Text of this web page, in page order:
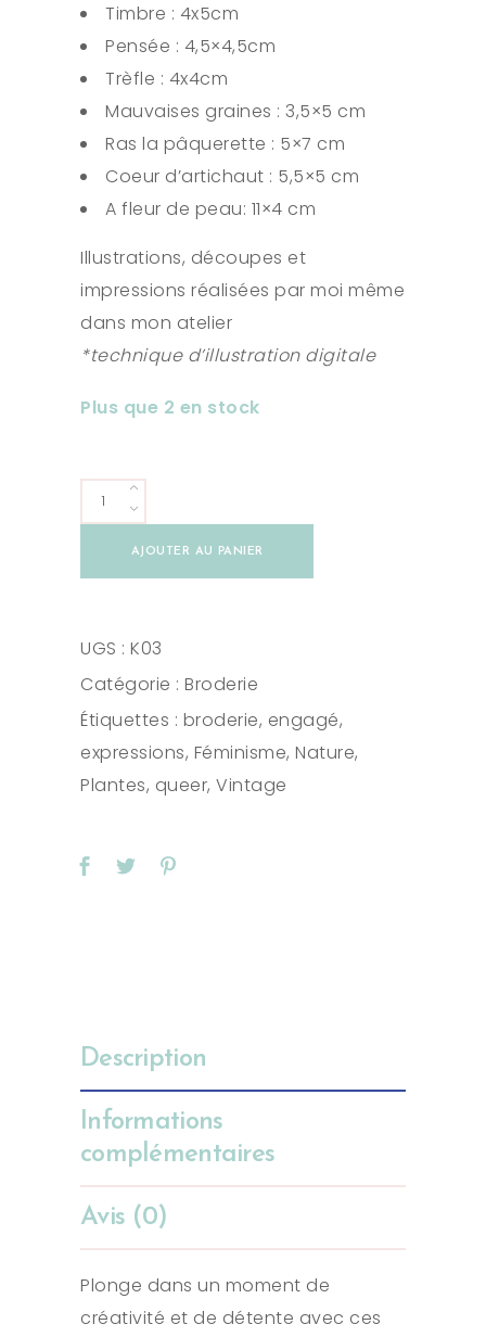
Timbre : 4x5cm
Pensée : 4,5×4,5cm
Trèfle : 4x4cm
Mauvaises graines : 3,5×5 cm
Ras la pâquerette : 5×7 cm
Coeur d’artichaut : 5,5×5 cm
A fleur de peau: 11×4 cm
Illustrations, découpes et
impressions réalisées par moi même
dans mon atelier
*technique d’illustration digitale
Plus que 2 en stock
Kit
broderie
FlowerAJOUTER AU PANIER
UGS :K03
Catégorie :Broderie
Étiquettes : broderie, engagé,
expressions, Féminisme,Nature,
Plantes, queer,Vintage
Description
Informations
complémentaires
Avis (0)
Plonge dans un moment de
créativité et de détente avec ces